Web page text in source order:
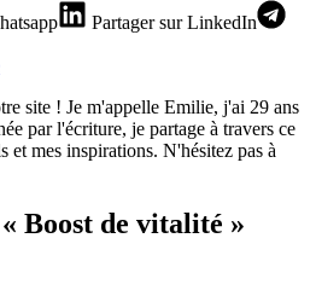
Partagersur LinkedIn
site ! Je m'appelle Emilie, j'ai 29 ans
par l'écriture, je partage à travers ce
et mes inspirations. N'hésitez pas à
Boost de vitalité »